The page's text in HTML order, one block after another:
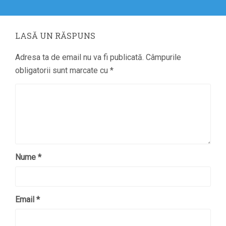
LASĂ UN RĂSPUNS
Adresa ta de email nu va fi publicată. Câmpurile
obligatorii sunt marcate cu *
Nume *
Email *